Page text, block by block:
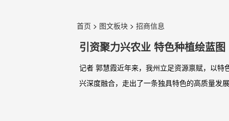
首页 > 图文板块 > 招商信息
引资聚力兴农业 特色种植绘蓝图
记者 郭慧霞近年来，我州立足资源禀赋，以
兴深度融合，走出了一条独具特色的高质量发